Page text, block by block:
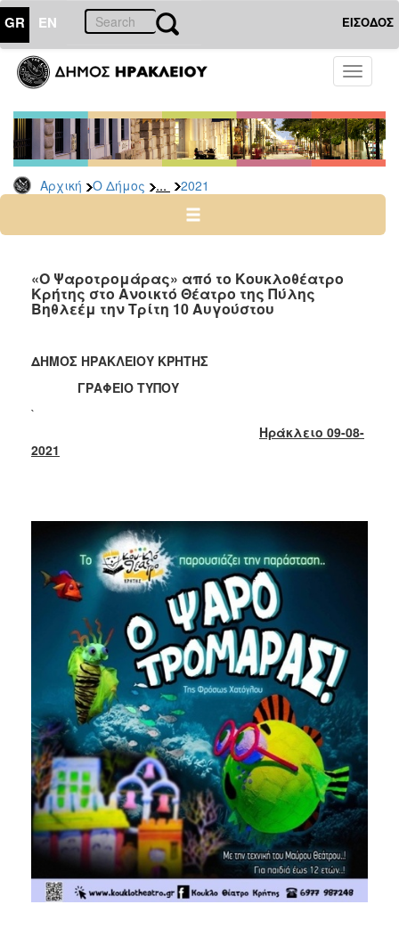
GR EN ΕΙΣΟΔΟΣ
Toggle
Αρχική Ο Δήμος ... 2021
ΔΗΜΟΣ
Δελτία
Τύπου
Αρχείο
2026
2024
2022
2021
2012
2011
2010
2006
ΤΟΠΟΣ
ΠΟΛΙΤΙΣΜΟΣ
ΑΝΘΕΚΤΙΚΗ
«Ο Ψαροτρομάρας» από το Κουκλοθέατρο
Κρήτης στο Ανοικτό Θέατρο της Πύλης
Βηθλεέμ την Τρίτη 10 Αυγούστου
ΔΗΜΟΣ ΗΡΑΚΛΕΙΟΥ ΚΡΗΤΗΣ
ΓΡΑΦΕΙΟ ΤΥΠΟΥ
`
Ηράκλειο 09-08-
2021